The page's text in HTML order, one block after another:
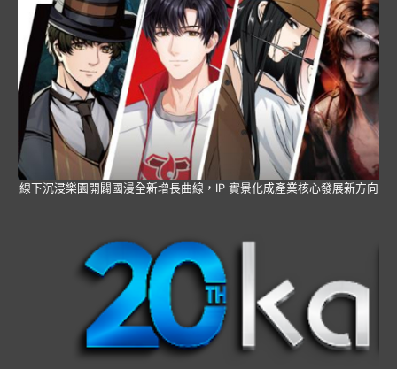
線下沉浸樂園開闢國漫全新增長曲線，IP 實景化成產業核心發展新方向